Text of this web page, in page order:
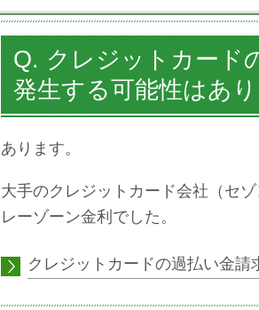
Q. クレジットカード
発生する可能性はあ
あります。
大手のクレジットカード会社（セ
レーゾーン金利でした。
クレジットカードの過払い金